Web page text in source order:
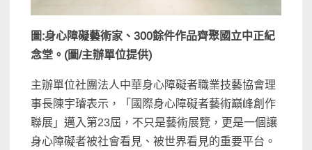
圖:身心障礙藝術家、300餘件作品齊聚國立中正紀
念堂。(圖/主辦單位提供)
主辦單位社團法人中華身心障礙者職業技藝協會理
事長陳宇璿表示，「國際身心障礙者藝術巔峰創作
聯展」邁入第23屆，不只是藝術展覽，更是一個讓
身心障礙者被社會看見、被世界看見的重要平台。